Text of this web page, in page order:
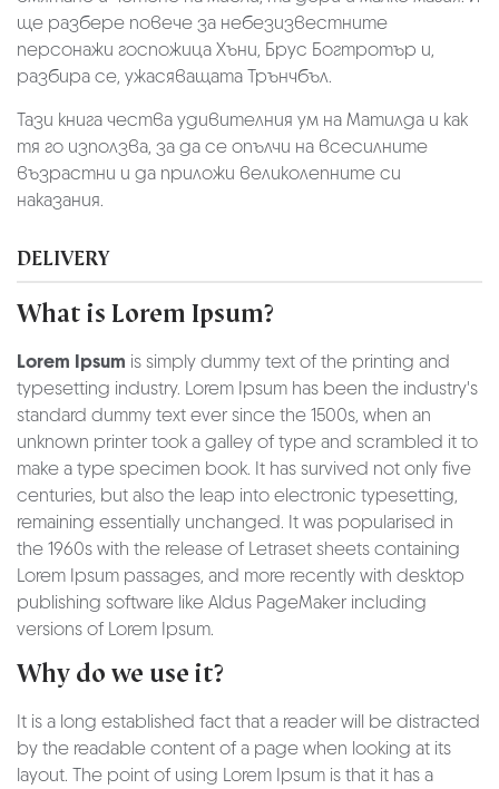
ще разбере повече за небезизвестните
персонажи госпожица Хъни, Брус Богтротър и,
разбира се, ужасяващата Трънчбъл.
Тази книга чества удивителния ум на Матилда и как
тя го използва, за да се опълчи на всесилните
възрастни и да приложи великолепните си
наказания.
DELIVERY
What is Lorem Ipsum?
Lorem Ipsum is simply dummy text of the printing and
typesetting industry. Lorem Ipsum has been the industry's
standard dummy text ever since the 1500s, when an
unknown printer took a galley of type and scrambled it to
make a type specimen book. It has survived not only five
centuries, but also the leap into electronic typesetting,
remaining essentially unchanged. It was popularised in
the 1960s with the release of Letraset sheets containing
Lorem Ipsum passages, and more recently with desktop
publishing software like Aldus PageMaker including
versions of Lorem Ipsum.
Why do we use it?
It is a long established fact that a reader will be distracted
by the readable content of a page when looking at its
layout. The point of using Lorem Ipsum is that it has a